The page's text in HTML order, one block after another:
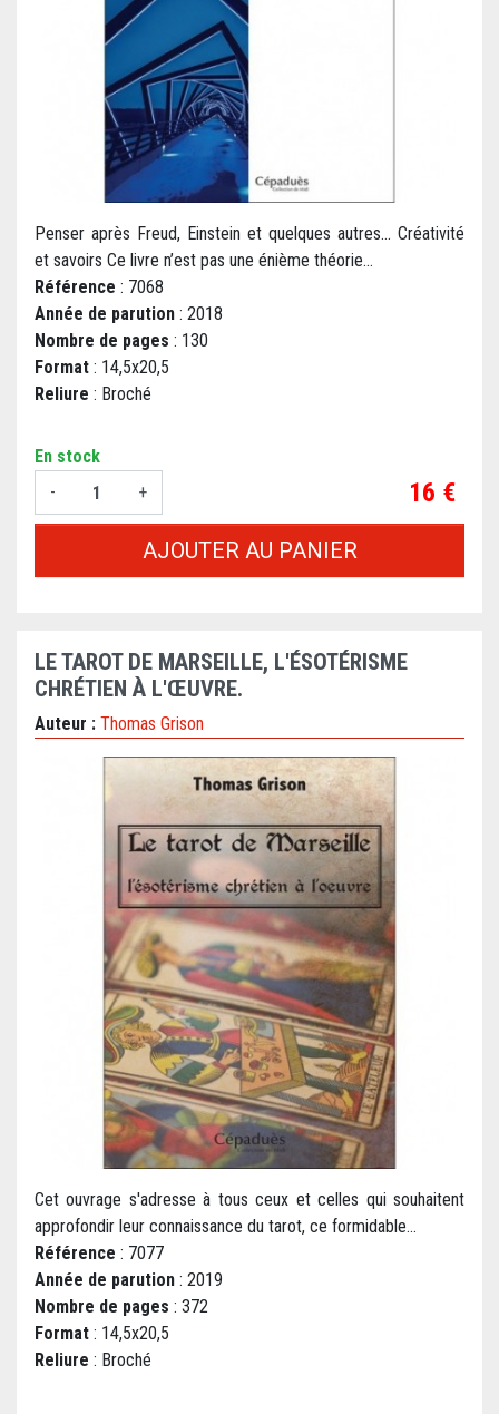
Penser après Freud, Einstein et quelques autres... Créativité
et savoirs Ce livre n’est pas une énième théorie...
Référence : 7068
Année de parution : 2018
Nombre de pages : 130
Format : 14,5x20,5
Reliure : Broché
En stock
-
+ Prix
16 €
AJOUTER AU PANIER
LE TAROT DE MARSEILLE, L'ÉSOTÉRISME
CHRÉTIEN À L'ŒUVRE.
Auteur : Thomas Grison
Cet ouvrage s'adresse à tous ceux et celles qui souhaitent
approfondir leur connaissance du tarot, ce formidable...
Référence : 7077
Année de parution : 2019
Nombre de pages : 372
Format : 14,5x20,5
Reliure : Broché